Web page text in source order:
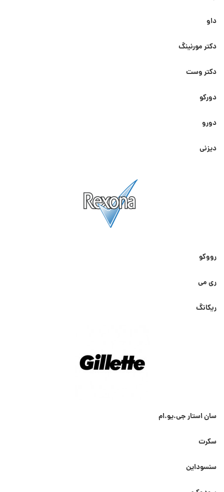
داو
دکتر مورنینگ
دکتر وست
دورکو
دورو
دیزنی
رووکو
ری می
ریکانگ
سان استار جی.یو.ام
سکرت
سنسوداین